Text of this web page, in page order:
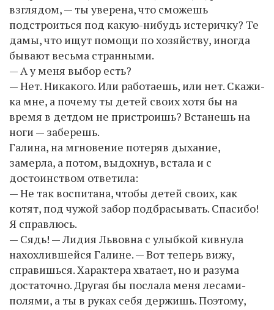
взглядом, — ты уверена, что сможешь
подстроиться под какую-нибудь истеричку? Те
дамы, что ищут помощи по хозяйству, иногда
бывают весьма странными.
— А у меня выбор есть?
— Нет. Никакого. Или работаешь, или нет. Скажи-
ка мне, а почему ты детей своих хотя бы на
время в детдом не пристроишь? Встанешь на
ноги — заберешь.
Галина, на мгновение потеряв дыхание,
замерла, а потом, выдохнув, встала и с
достоинством ответила:
— Не так воспитана, чтобы детей своих, как
котят, под чужой забор подбрасывать. Спасибо!
Я справлюсь.
— Сядь! — Лидия Львовна с улыбкой кивнула
нахохлившейся Галине. — Вот теперь вижу,
справишься. Характера хватает, но и разума
достаточно. Другая бы послала меня лесами-
полями, а ты в руках себя держишь. Поэтому,